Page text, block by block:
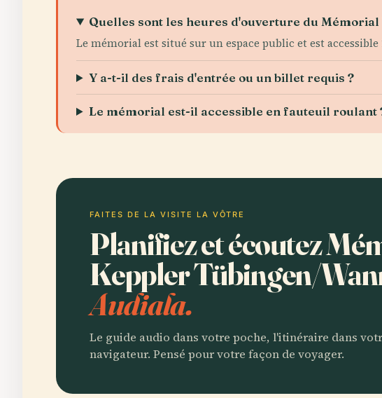
Quelles sont les heures d'ouverture du Mémorial
Le mémorial est situé sur un espace public et est
Y a-t-il des frais d'entrée ou un billet requis ?
Le mémorial est-il accessible en fauteuil roulant
FAITES DE LA VISITE LA VÔTRE
Planifiez et écoutez
Keppler Tübingen/
Audiala.
Le guide audio dans votre poche, l'itinéraire dans
navigateur. Pensé pour votre façon de voyager.